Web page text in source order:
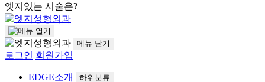
엣지 있는 시술은?
메뉴 닫기
로그인 회원가입
EDGE소개 하위분류